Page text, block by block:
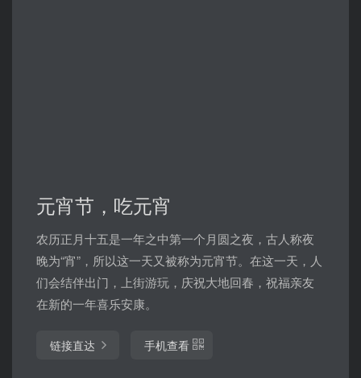
元宵节，吃元宵
农历正月十五是一年之中第一个月圆之夜，古人称夜
晚为“宵”，所以这一天又被称为元宵节。在这一天，人
们会结伴出门，上街游玩，庆祝大地回春，祝福亲友
在新的一年喜乐安康。
链接直达 手机查看